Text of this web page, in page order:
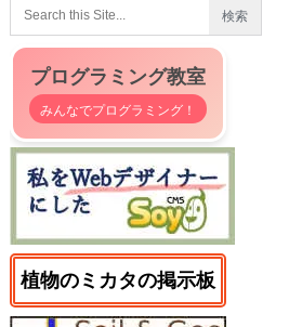
プログラミング教室
みんなでプログラミング！
植物のミカタの掲示板